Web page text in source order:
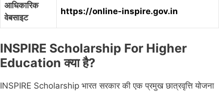
आधिकारिक
वेबसाइट
https://online-inspire.gov.in
INSPIRE Scholarship For Higher
Education क्या है?
INSPIRE Scholarship भारत सरकार की एक प्रमुख छात्रवृत्ति योजना